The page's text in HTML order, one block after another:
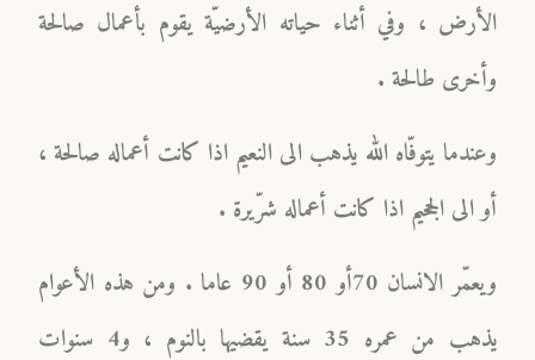
الأرض ، وفي أثناء حياته الأرضيّة يقوم بأعمال صالحة
وأخرى طالحة .
وعندما يتوفّاه الله يذهب الى النعيم اذا كانت أعماله صالحة ،
أو الى الجحيم اذا كانت أعماله شرّيرة .
ويعمّر الانسان 70أو 80 أو 90 عاما . ومن هذه الأعوام
يذهب من عمره 35 سنة يقضيها بالنوم ، و4 سنوات